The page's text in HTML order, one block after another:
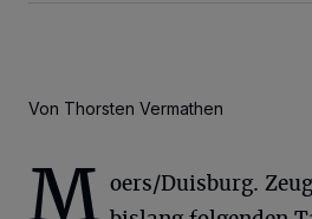
Von Thorsten Vermathen
M oers/Duisburg.